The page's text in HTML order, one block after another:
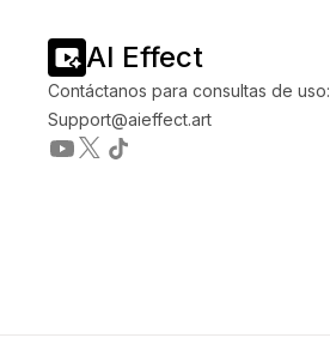
AI Effect
Contáctanos para consultas de uso:
Support@aieffect.art